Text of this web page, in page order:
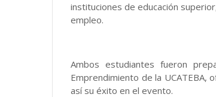
instituciones de educación
empleo.
Ambos estudiantes fueron
Emprendimiento de la UCATEBA,
así su éxito en el evento.